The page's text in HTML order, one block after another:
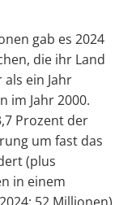
gab es 2024
die ihr Land
ein Jahr
im Jahr 2000.
Prozent der
um fast das
(plus
in einem